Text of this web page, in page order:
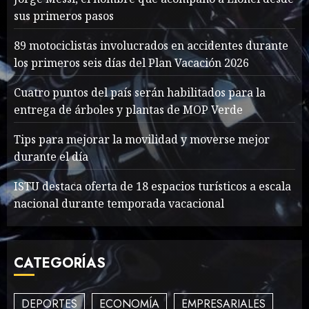
1
Jorge Messi, el hombre
que acompañó a Lionel
desde sus primeros pasos
AGOSTO 8, 2026 58
2
Searching for the
forgotten heroes of World
War Two
MAYO 14, 2024 867
3
Sex Talk? Its About Weight
sus primeros pasos
89 motociclistas involucrados en accidentes durante
los primeros seis días del Plan Vacación 2026
Cuatro puntos del país serán habilitados para la
entrega de árboles y plantas de MOP Verde
Tips para mejorar la movilidad y moverse mejor
durante el día
ISTU destaca oferta de 18 espacios turísticos a escala
nacional durante temporada vacacional
CATEGORÍAS
DEPORTES ECONOMÍA EMPRESARIALES